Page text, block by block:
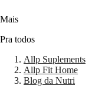
Mais
Pra todos
Allp Suplements
Allp Fit Home
Blog da Nutri